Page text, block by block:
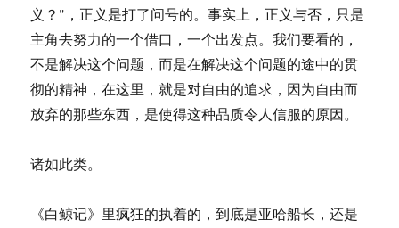
义？"，正义是打了问号的。事实上，正义与否，只是
主角去努力的一个借口，一个出发点。我们要看的，
不是解决这个问题，而是在解决这个问题的途中的贯
彻的精神，在这里，就是对自由的追求，因为自由而
放弃的那些东西，是使得这种品质令人信服的原因。
诸如此类。
《白鲸记》里疯狂的执着的，到底是亚哈船长，还是